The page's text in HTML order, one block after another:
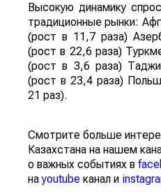
Высокую динамику
традиционные рынки:
(рост в 11,7 раза)
(рост в 22,6 раза)
(рост в 3,6 раза)
(рост в 23,4 раза)
21 раз).
Смотрите больше
Казахстана на нашем
о важных событиях в
наyoutube канал и